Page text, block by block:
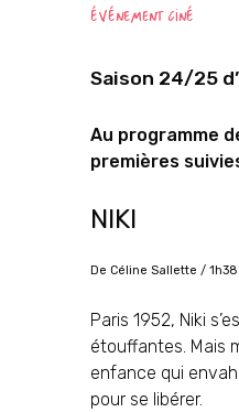
ÉVÉNEMENT CINÉ
Saison 24/25
Au programme
premières
NIKI
De Céline Sallette /
Paris 1952, Niki
étouffantes. Mais
enfance qui
pour se libérer.